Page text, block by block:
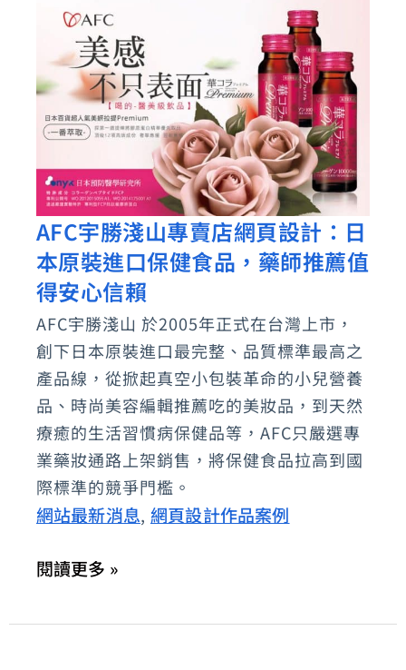
文
撰
寫
AFC宇勝淺山專賣店網頁設計：日
本原裝進口保健食品，藥師推薦值
得安心信賴
AFC宇勝淺山 於2005年正式在台灣上市，
創下日本原裝進口最完整、品質標準最高之
產品線，從掀起真空小包裝革命的小兒營養
品、時尚美容編輯推薦吃的美妝品，到天然
療癒的生活習慣病保健品等，AFC只嚴選專
業藥妝通路上架銷售，將保健食品拉高到國
際標準的競爭門檻。
網站最新消息, 網頁設計作品案例
AFC
宇
勝
淺
山
專
賣
店
網
頁
設
日
閱讀更多 »